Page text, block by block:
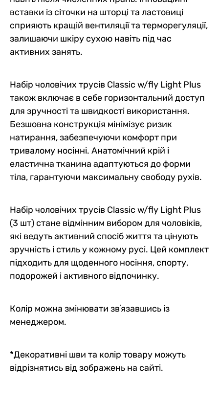
вставки із сіточки на шторці та ластовиці
сприяють кращій вентиляції та терморегуляції,
залишаючи шкіру сухою навіть під час
активних занять.
Набір чоловічих трусів Classic w/fly Light Plus
також включає в себе горизонтальний доступ
для зручності та швидкості використання.
Безшовна конструкція мінімізує ризик
натирання, забезпечуючи комфорт при
тривалому носінні. Анатомічний крій і
еластична тканина адаптуються до форми
тіла, гарантуючи максимальну свободу рухів.
Набір чоловічих трусів Classic w/fly Light Plus
(3 шт) стане відмінним вибором для чоловіків,
які ведуть активний спосіб життя та цінують
зручність і стиль у кожному русі. Цей комплект
підходить для щоденного носіння, спорту,
подорожей і активного відпочинку.
Колір можна змінювати звʼязавшись із
менеджером.
*Декоративні шви та колір товару можуть
відрізнятись від зображень на сайті.